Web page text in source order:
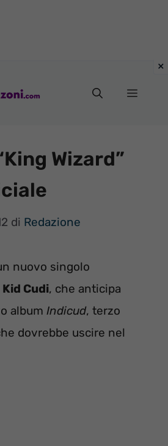
Menu
Wizard”
di Redazione
nuovo singolo
Kid Cudi, che anticipa
album Indicud, terzo
dovrebbe uscire nel